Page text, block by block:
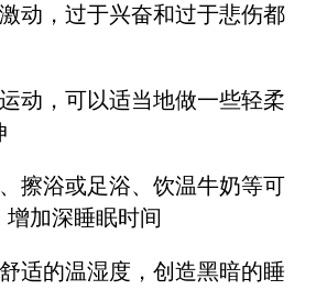
动，过于兴奋和过于悲伤都
动，可以适当地做一些轻柔
擦浴或足浴、饮温牛奶等可
加深睡眠时间
适的温湿度，创造黑暗的睡